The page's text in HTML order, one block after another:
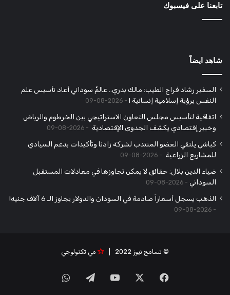
تابعنا على فيسبوك
شاهد ايضاً
السفير رشاد فراج الطيب: مالك بدري.. عالمٌ سوداني أعاد تأسيس علم
النفس برؤية إسلامية إنسانية !
2026-08-09
اتفاقية لتأسيس مجلس التعاون الاستراتيجي بين الخرطوم والرياض
وخبير إقتصادي يكشف الجدوى الإقتصادية
2026-08-09
كباشي يلتقي العضو المنتدب لشركة زادنا وتأكيدات بدعم السيادي
للمشاريع الزراعية
2026-08-09
ضياء الدين بلال: حقائق لا يمكن تجاوزها في معادلات المستقبل
السوداني
2026-08-09
الذهب يسجل أسعاراً صادمة في السودان والدولار يجاوز الـ 6 آلاف جنيه!
2026-08-09
© تسامح نيوز 2022 | مي تكنولوجي
فيسبوك ‫YouTubeتيلقرامواتساب